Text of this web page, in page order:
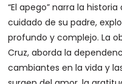
“El apego” narra la
cuidado de su padre,
profundo y complejo. La
Cruz, aborda la
cambiantes en la vida y